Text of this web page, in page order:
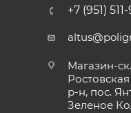
+7 (951)
Магазин-
р-н, пос.
Зеленое